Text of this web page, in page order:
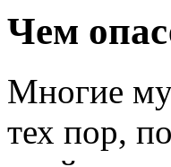
Чем
Многие
тех пор,